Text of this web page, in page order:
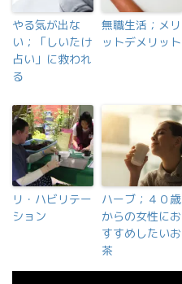
やる気が出な
い；「しいたけ
占い」に救われ
る
無職生活；メリ
ットデメリット
リ・ハビリテー
ション
ハーブ；４０歳
からの女性にお
すすめしたいお
茶